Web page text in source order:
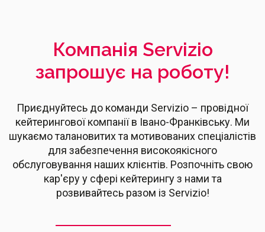
Компанія Servizio
запрошує на роботу!
Приєднуйтесь до команди Servizio – провідної
кейтерингової компанії в Івано-Франківську. Ми
шукаємо талановитих та мотивованих спеціалістів
для забезпечення високоякісного
обслуговування наших клієнтів. Розпочніть свою
кар'єру у сфері кейтерингу з нами та
розвивайтесь разом із Servizio!